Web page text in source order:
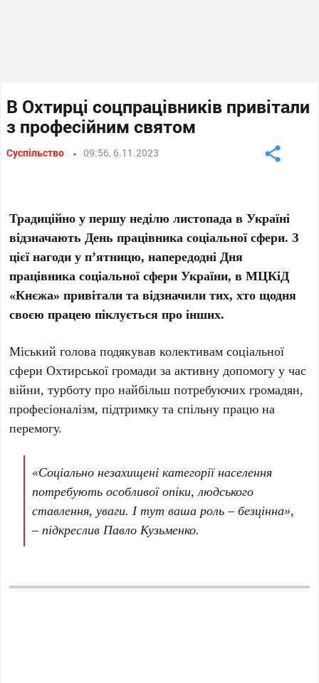
В Охтирці соцпрацівників привітали
з професійним святом
Суспільство 09:56, 6.11.2023
Традиційно у першу неділю листопада в Україні
відзначають День працівника соціальної сфери. З
цієї нагоди у п’ятницю, напередодні Дня
працівника соціальної сфери України, в МЦКіД
«Кнєжа» привітали та відзначили тих, хто щодня
своєю працею піклується про інших.
Міський голова подякував колективам соціальної
сфери Охтирської громади за активну допомогу у час
війни, турботу про найбільш потребуючих громадян,
професіоналізм, підтримку та спільну працю на
перемогу.
«Соціально незахищені категорії населення
потребують особливої опіки, людського
ставлення, уваги. І тут ваша роль – безцінна»,
– підкреслив Павло Кузьменко.